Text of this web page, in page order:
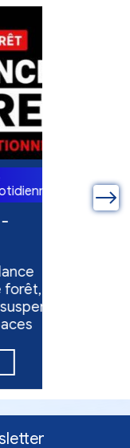
le
Vie
Feux